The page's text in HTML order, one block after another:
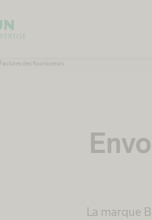
Factures des fournisseurs
La marque